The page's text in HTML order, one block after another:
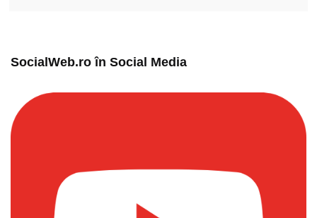
SocialWeb.ro în Social Media​